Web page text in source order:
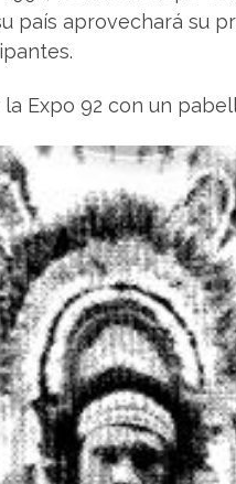
país aprovechará su
Expo 92 con un